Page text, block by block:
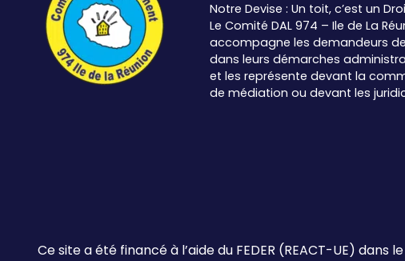
Notre Devise : Un toit, c’est un
Le Comité DAL 974 – Ile de La
accompagne les demandeurs
dans leurs démarches
et les représente devant la
de médiation ou devant les
Ce site a été financé à l’aide du FEDER (REACT-UE) dans